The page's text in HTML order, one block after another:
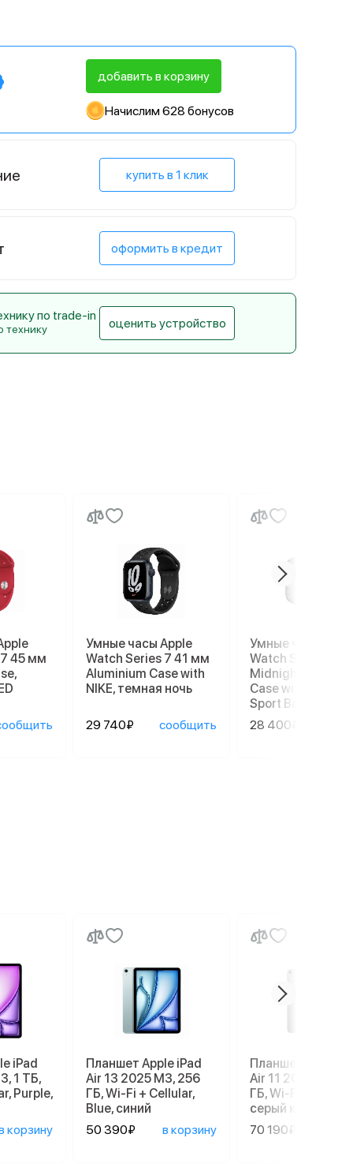
добавить в корзину
Начислим 628 бонусов
купить в 1 клик
оформить в кредит
по trade-in
технику оценить устройство
45 мм
Умные часы Apple
Watch Series 7 41 мм
Aluminium Case with
NIKE, темная ночь
29 740₽ сообщить
Умные часы
Watch Series 8
Midnight
Case with
Sport Band
28 400₽
iPad
1 ТБ,
Purple,
корзину
Планшет Apple iPad
Air 13 2025 M3, 256
ГБ, Wi-Fi + Cellular,
Blue, синий
50 390₽
в корзину
Планшет Apple
Air 11 2026 M4,
ГБ, Wi-Fi, Space
серый космос
70 190₽